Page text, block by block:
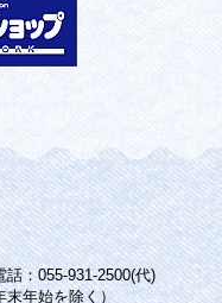
：055-931-2500(代)
末年始を除く）